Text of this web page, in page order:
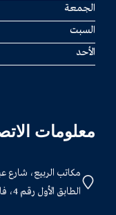
الجمعة
السبت
الأحد
معلومات
الطابق الأول رقم 4، فاس